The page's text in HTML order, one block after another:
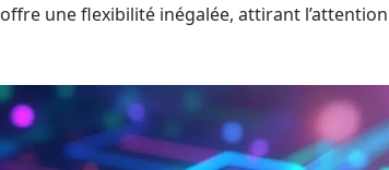
offre une flexibilité inégalée, attirant l’attention